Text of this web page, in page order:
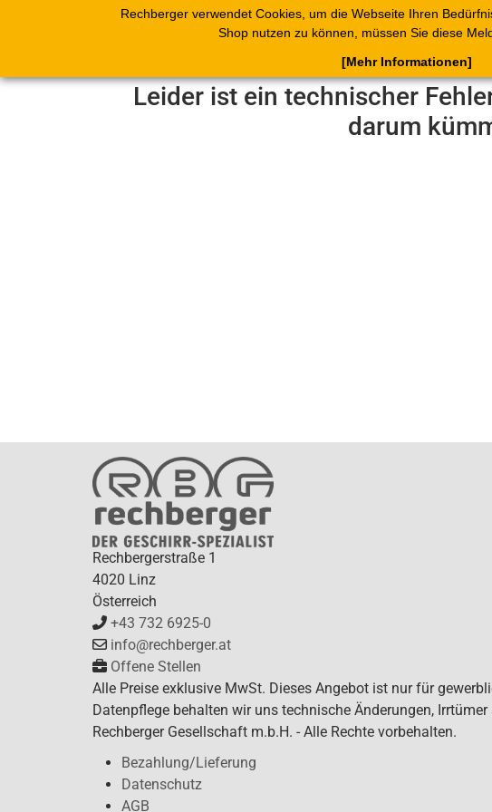
Rechberger verwendet Cookies, um die Webseite Ihren
Shop nutzen zu können, müssen Sie diese
[Mehr Informationen]
Shop Blätterkataloge
Leider ist ein technischer
darum
Rechbergerstraße 1
4020 Linz
Österreich
+43 732 6925-0
info@rechberger.at
Offene Stellen
Alle Preise exklusive MwSt. Dieses Angebot ist nur für
Datenpflege behalten wir uns technische Änderungen,
Rechberger Gesellschaft m.b.H. - Alle Rechte vorbehalten.
Bezahlung/Lieferung
Datenschutz
AGB